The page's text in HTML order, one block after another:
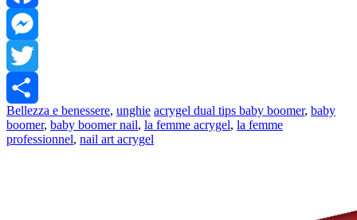
Facebook
Messenger
Twitter
Share
Bellezza e benessere, unghie acrygel dual tips baby boomer, baby
boomer, baby boomer nail, la femme acrygel, la femme
professionnel, nail art acrygel